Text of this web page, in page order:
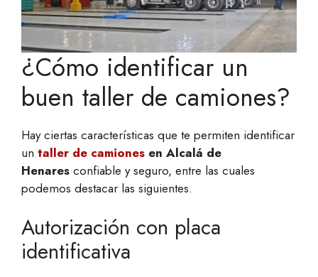
¿Cómo identificar un
buen taller de camiones?
Hay ciertas características que te permiten identificar
un taller de camiones en Alcalá de
Henares confiable y seguro, entre las cuales
podemos destacar las siguientes.
Autorización con placa
identificativa